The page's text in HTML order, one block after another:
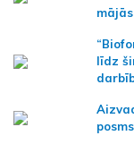
mājās
līdz
posms